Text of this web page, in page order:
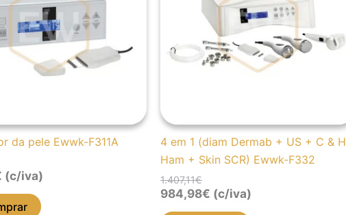
da pele Ewwk-F311A
(c/iva)
4 em 1 (diam Dermab + US + C & H
Ham + Skin SCR) Ewwk-F332
1.407,11€
984,98€ (c/iva)